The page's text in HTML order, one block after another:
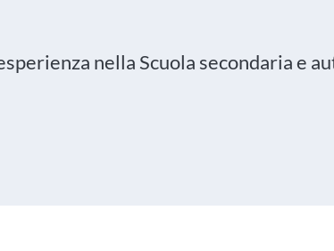
nella Scuola secondaria e